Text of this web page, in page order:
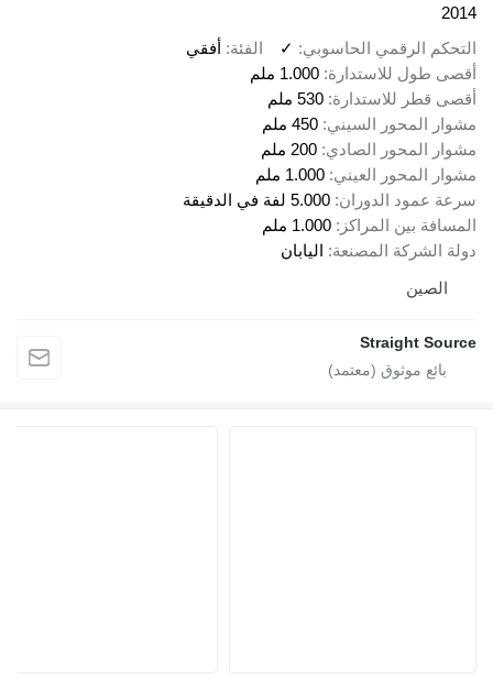
2014
التحكم الرقمي الحاسوبي
✓ الفئة أفقي
أقصى طول للاستدارة 1.000 ملم
أقصى قطر للاستدارة 530 ملم
مشوار المحور السيني 450 ملم
مشوار المحور الصادي 200 ملم
مشوار المحور العيني 1.000 ملم
سرعة عمود الدوران 5.000 لفة في الدقيقة
المسافة بين المراكز
1.000 ملم
دولة الشركة المصنعة اليابان
الصين
Straight Source